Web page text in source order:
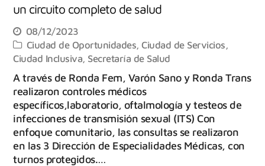
un circuito completo de salud
08/12/2023
Ciudad de Oportunidades,Ciudad de Servicios,
Ciudad Inclusiva, Secretaría de Salud
A través de Ronda Fem, Varón Sano y Ronda Trans
realizaron controles médicos
específicos,laboratorio, oftalmología y testeos de
infecciones de transmisión sexual (ITS) Con
enfoque comunitario, las consultas se realizaron
en las 3 Dirección de Especialidades Médicas, con
turnos protegidos.…